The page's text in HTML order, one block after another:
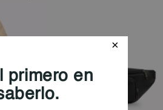
46 % poliéster reciclado y 54 %
algodón regenerativo
procedentes de granjas que